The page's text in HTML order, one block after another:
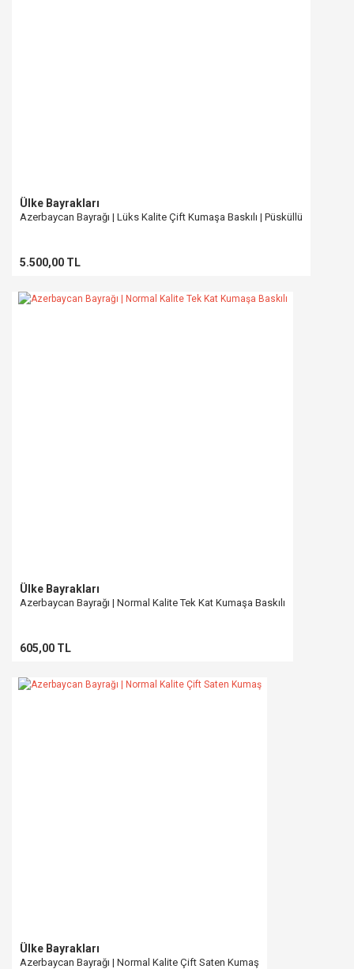
Ülke Bayrakları
Azerbaycan Bayrağı | Lüks Kalite Çift Kumaşa Baskılı | Püsküllü
5.500,00 TL
Ülke Bayrakları
Azerbaycan Bayrağı | Normal Kalite Tek Kat Kumaşa Baskılı
605,00 TL
Ülke Bayrakları
Azerbaycan Bayrağı | Normal Kalite Çift Saten Kumaş